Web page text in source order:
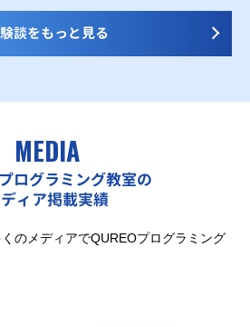
談をもっと見る
MEDIA
ログラミング教室の
ィア掲載実績
のメディアでQUREOプログラミング